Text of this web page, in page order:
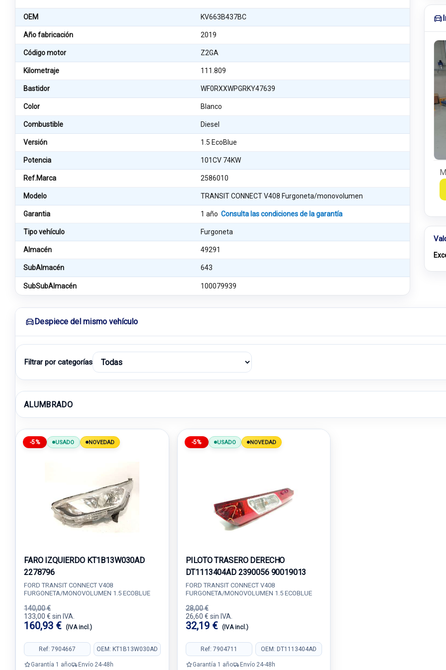
OEM KV663B437BC
Año fabricación 2019
Código motor Z2GA
Kilometraje 111.809
Bastidor WF0RXXWPGRKY47639
Color Blanco
Combustible Diesel
Versión 1.5 EcoBlue
Potencia 101CV 74KW
Ref.Marca 2586010
Modelo TRANSIT CONNECT V408 Furgoneta/monovolumen
Garantia 1 añoConsulta las condiciones de la garantía
Tipo vehículo Furgoneta
Almacén 49291
SubAlmacén 643
SubSubAlmacén 100079939
Despiece del mismo vehículo
Filtrar por categorías
ALUMBRADO
-5% USADO NOVEDAD
FARO IZQUIERDO KT1B13W030AD
2278796
FORD TRANSIT CONNECT V408
FURGONETA/MONOVOLUMEN 1.5 ECOBLUE
140,00 €
133,00 € sin IVA.
160,93 € (IVA incl.)
Ref: 7904667 OEM: KT1B13W030AD
Garantía 1 año Envío 24-48h
-5% USADO NOVEDAD
PILOTO TRASERO DERECHO
DT1113404AD 2390056 90019013
FORD TRANSIT CONNECT V408
FURGONETA/MONOVOLUMEN 1.5 ECOBLUE
28,00 €
26,60 € sin IVA.
32,19 € (IVA incl.)
Ref: 7904711 OEM: DT1113404AD
Garantía 1 año Envío 24-48h